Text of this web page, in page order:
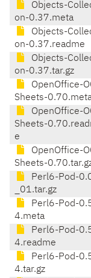
Objects-
on-0.37.meta
Objects-
on-0.37.readme
Objects-
on-0.37.tar.gz
OpenOffice-
Sheets-
OpenOffice-
Sheets-
e
OpenOffice-
Sheets-
Perl6-Pod-
_01.tar.gz
Perl6-Pod-
4.meta
Perl6-Pod-
4.readme
Perl6-Pod-
4.tar.gz